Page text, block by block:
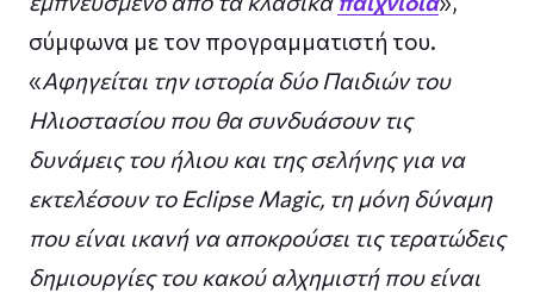
σύμφωνα με τον προγραμματιστή του.
«Αφηγείται την ιστορία δύο Παιδιών του
Ηλιοστασίου που θα συνδυάσουν τις
δυνάμεις του ήλιου και της σελήνης για να
εκτελέσουν το Eclipse Magic, τη μόνη δύναμη
που είναι ικανή να αποκρούσει τις τερατώδεις
δημιουργίες του κακού αλχημιστή που είναι